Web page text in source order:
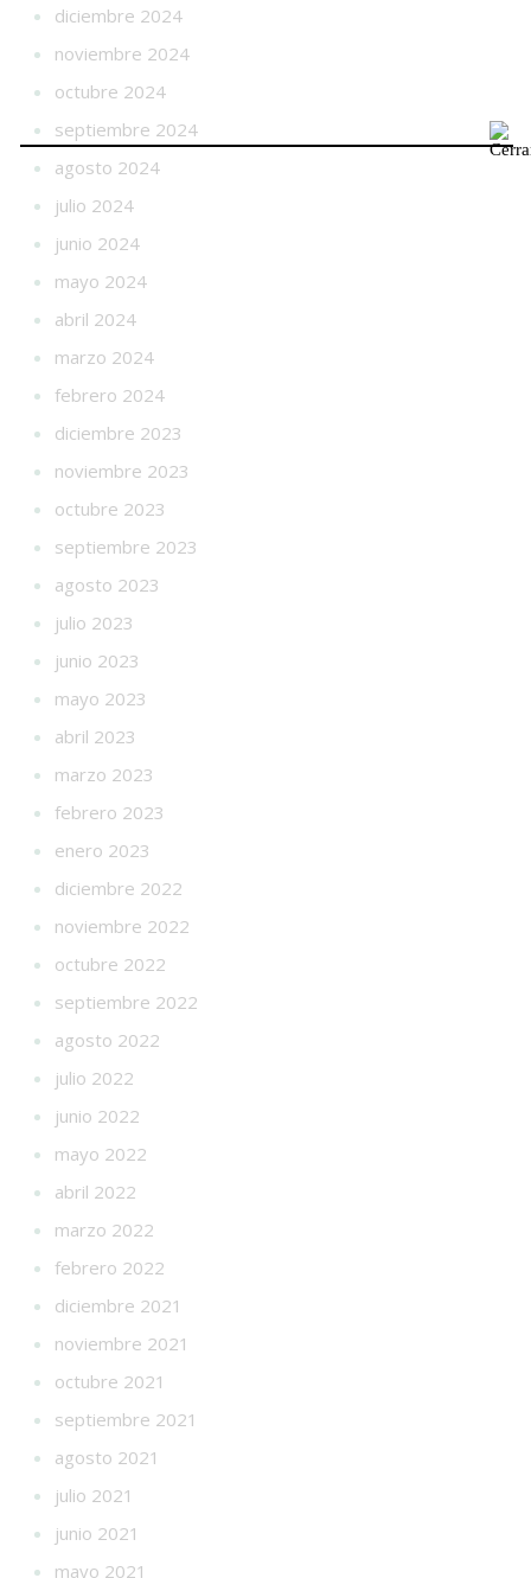
diciembre 2024
noviembre 2024
octubre 2024
septiembre 2024
agosto 2024
julio 2024
junio 2024
mayo 2024
abril 2024
marzo 2024
febrero 2024
diciembre 2023
noviembre 2023
octubre 2023
septiembre 2023
agosto 2023
julio 2023
junio 2023
mayo 2023
abril 2023
marzo 2023
febrero 2023
enero 2023
diciembre 2022
noviembre 2022
octubre 2022
septiembre 2022
agosto 2022
julio 2022
junio 2022
mayo 2022
abril 2022
marzo 2022
febrero 2022
diciembre 2021
noviembre 2021
octubre 2021
septiembre 2021
agosto 2021
julio 2021
junio 2021
mayo 2021